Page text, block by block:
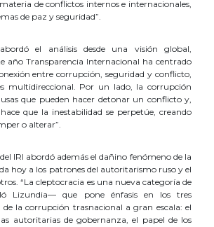
de conflictos internos e internacionales,
de paz y seguridad”.
el análisis desde una visión global,
año Transparencia Internacional ha centrado
entre corrupción, seguridad y conflicto,
multidireccional. Por un lado, la corrupción
que pueden hacer detonar un conflicto y,
que la inestabilidad se perpetúe, creando
o alterar”.
IRI abordó además el dañino fenómeno de la
hoy a los patrones del autoritarismo ruso y el
“La cleptocracia es una nueva categoría de
Lizundia— que pone énfasis en los tres
de la corrupción trasnacional a gran escala: el
autoritarias de gobernanza, el papel de los